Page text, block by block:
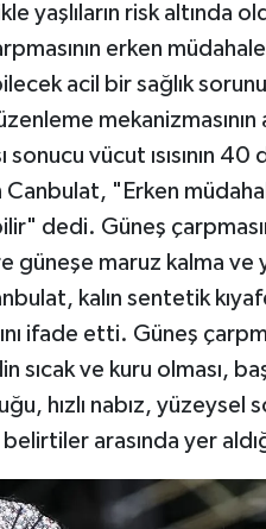
yaşlıların risk altında
erken
acil bir sağlık
mekanizmasının
vücut ısısının 40
"Erken
dedi. Güneş
güneşe maruz kalma
kalın sentetik
ifade etti. Güneş
sıcak ve kuru olması,
hızlı nabız, yüzeysel
belirtiler arasında yer